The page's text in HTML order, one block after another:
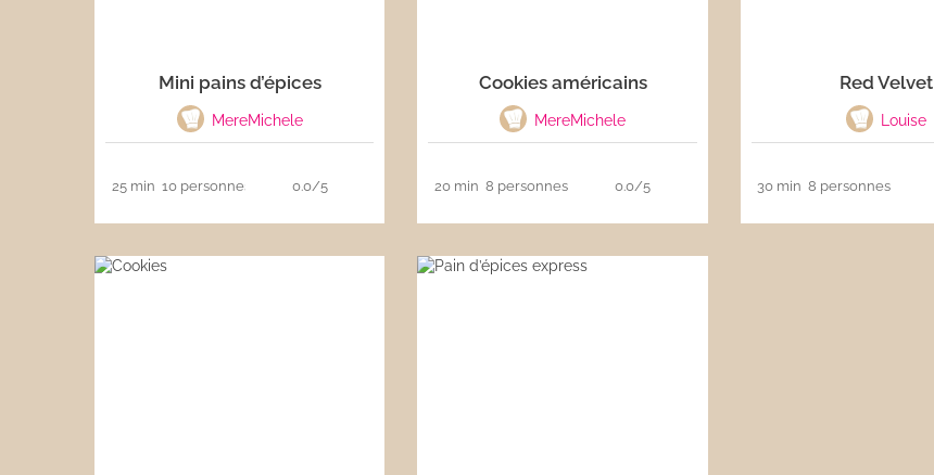
Boissons
Mini pains d’épices
MereMichele
25 min 10 personnes 0.0/5
Cookies américains
MereMichele
20 min 8 personnes 0.0/5
Red Velvet
Louise
30 min 8 personnes